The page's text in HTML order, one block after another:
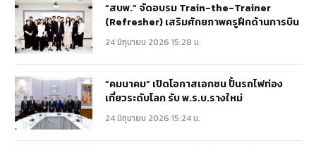
“สบพ.” จัดอบรม Train-the-Trainer
(Refresher) เสริมศักยภาพครูฝึกด้านการบิน
24 มิถุนายน 2026 15:28 น.
“คมนาคม” เปิดโอกาสเอกชน ปั้นรถไฟท่อง
เที่ยวระดับโลก รับ พ.ร.บ.รางใหม่
24 มิถุนายน 2026 15:24 น.